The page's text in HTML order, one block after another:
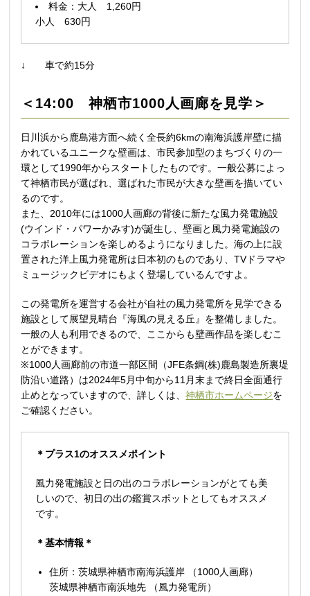
料金：大人 1,260円
小人 630円
↓ 車で約15分
＜14:00 神栖市1000人画廊を見学＞
日川浜から鹿島港方面へ続く全長約6kmの南海浜護岸壁に描
かれているユニークな壁画は、市民参加型のまちづくりの一
環として1990年からスタートしたものです。一般公募によっ
て神栖市民が選ばれ、選ばれた市民が大きな壁画を描いてい
るのです。
また、2010年には1000人画廊の背後に新たな風力発電施設
(ウインド・パワーかみす)が誕生し、壁画と風力発電施設の
コラボレーションを楽しめるようになりました。海の上に設
置された洋上風力発電所は日本初のものであり、TVドラマや
ミュージックビデオにもよく登場しているんですよ。
この発電所を運営する会社が自社の風力発電所を見学できる
施設として展望見晴台『海風の見える丘』を整備しました。
一般の人も利用できるので、ここからも壁画作品を楽しむこ
とができます。
※1000人画廊前の市道一部区間（JFE条鋼(株)鹿島製造所裏堤
防沿い道路）は2024年5月中旬から11月末まで終日全面通行
止めとなっていますので、詳しくは、神栖市ホームページを
ご確認ください。
＊プラス1のオススメポイント
風力発電施設と日の出のコラボレーションがとても美
しいので、初日の出の鑑賞スポットとしてもオススメ
です。
＊基本情報＊
住所：茨城県神栖市南海浜護岸 （1000人画廊）
茨城県神栖市南浜地先 （風力発電所）